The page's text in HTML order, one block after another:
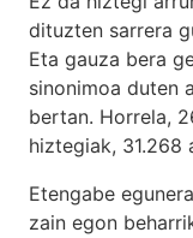
dituzten sarrera
Eta gauza bera
sinonimoa duten
bertan. Horrela,
hiztegiak, 31.268
Etengabe
zain egon